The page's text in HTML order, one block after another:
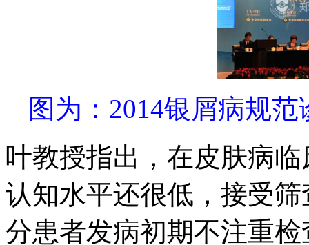
图为：2014银屑病规
叶教授指出，在皮肤病
认知水平还很低，接受
分患者发病初期不注重